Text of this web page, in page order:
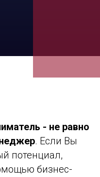
- не равно
. Если Вы
потенциал,
бизнес-